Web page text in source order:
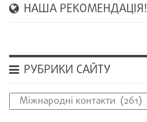
НАША РЕКОМЕНДАЦІЯ!
РУБРИКИ САЙТУ
Рубрики